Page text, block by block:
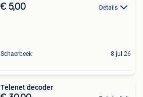
€ 5,00 Details
Schaerbeek 8 jul 26
Telenet decoder